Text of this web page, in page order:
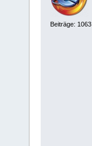
Beiträge: 1063